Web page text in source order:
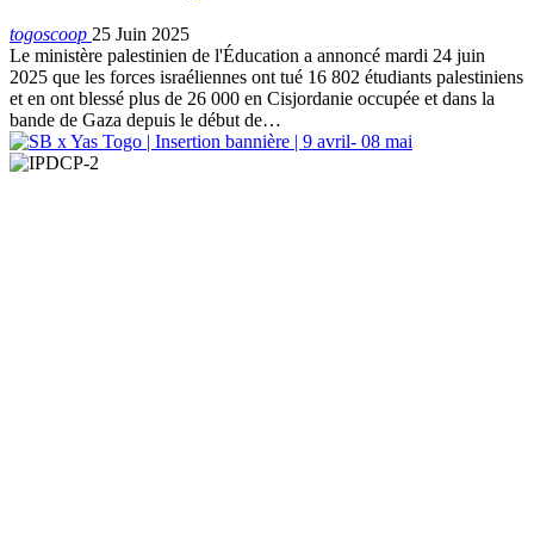
togoscoop 25 Juin 2025
Le ministère palestinien de l'Éducation a annoncé mardi 24 juin
2025 que les forces israéliennes ont tué 16 802 étudiants palestiniens
et en ont blessé plus de 26 000 en Cisjordanie occupée et dans la
bande de Gaza depuis le début de…